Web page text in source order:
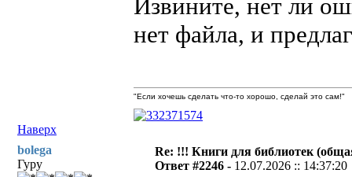
Извините, нет ли
нет файла, и
Наверх
"Если хочешь сделать что-то хорошо, сделай это сам!"
bolega
Гуру
Re: !!! Книги для библиотек
Ответ #2246 - 12.07.2026 :: 14:37:20